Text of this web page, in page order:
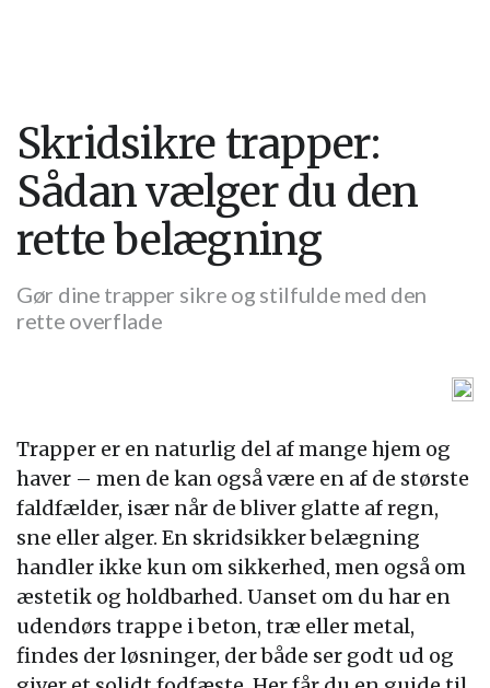
Skridsikre trapper:
Sådan vælger du den
rette belægning
Gør dine trapper sikre og stilfulde med den
rette overflade
Trapper er en naturlig del af mange hjem og
haver – men de kan også være en af de største
faldfælder, især når de bliver glatte af regn,
sne eller alger. En skridsikker belægning
handler ikke kun om sikkerhed, men også om
æstetik og holdbarhed. Uanset om du har en
udendørs trappe i beton, træ eller metal,
findes der løsninger, der både ser godt ud og